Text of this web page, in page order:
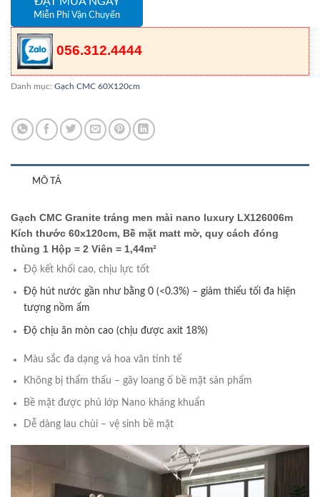
Miễn Phí Vận Chuyển
056.312.4444
Danh mục: Gạch CMC 60X120cm
MÔ TẢ
Gạch CMC Granite tráng men mài nano luxury LX126006m
Kích thước 60x120cm, Bề mặt matt mờ, quy cách đóng
thùng 1 Hộp = 2 Viên = 1,44m²
Độ kết khối cao, chịu lực tốt
Độ hút nước gần như bằng 0 (<0.3%) – giảm thiểu tối đa hiện
tượng nồm ẩm
Độ chịu ăn mòn cao (chịu được axit 18%)
Màu sắc đa dạng và hoa văn tinh tế
Không bị thẩm thấu – gây loang ố bề mặt sản phẩm
Bề mặt được phủ lớp Nano kháng khuẩn
Dễ dàng lau chùi – vệ sinh bề mặt